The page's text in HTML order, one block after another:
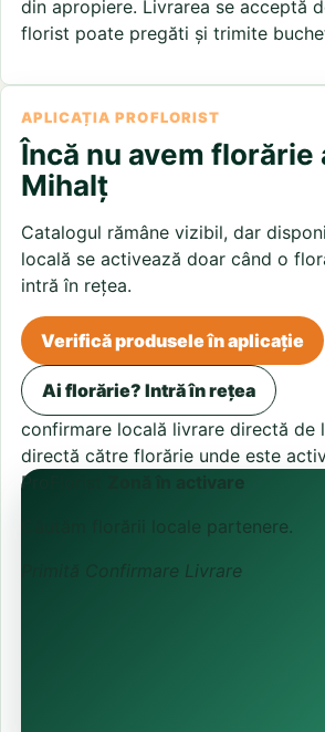
din apropiere. Livrarea se acceptă
florist poate pregăti și trimite
APLICAȚIA PROFLORIST
Încă nu avem florărie
Mihalț
Catalogul rămâne vizibil, dar
locală se activează doar când o
intră în rețea.
Verifică produsele în aplicație
Ai florărie? Intră în rețea
confirmare locală livrare directă de
directă către florărie unde este
ProFlorist
Zonă în activare
Căutăm florării locale partenere.
Confirmare Livrare